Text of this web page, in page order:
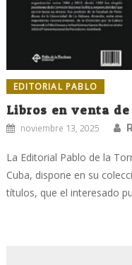
EDITORIAL PABLO
Libros en venta
noviembre 13, 2025
La Editorial Pablo de la
Cuba, dispone en su
títulos, que el interesado